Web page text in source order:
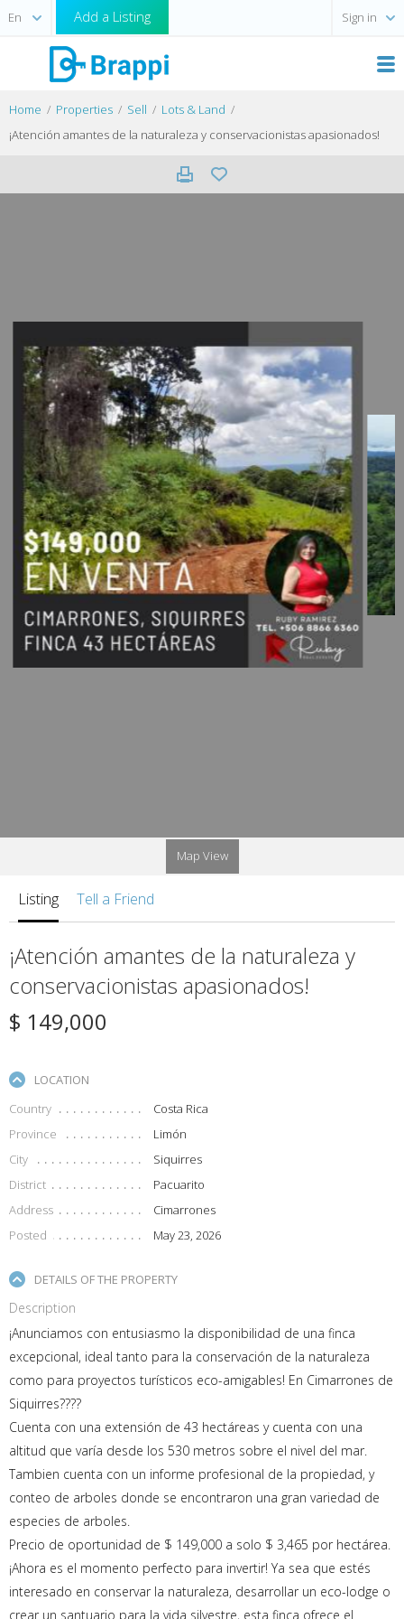
Add a Listing Sign in
Home Properties Sell
Lots & Land
¡Atención amantes de la naturaleza y conservacionistas apasionados!
Map View
Listing Tell a Friend
¡Atención amantes de la naturaleza y
conservacionistas apasionados!
$ 149,000
LOCATION
Country
Costa Rica
Province
Limón
City
Siquirres
District
Pacuarito
Address
Cimarrones
Posted
May 23, 2026
DETAILS OF THE PROPERTY
Description
¡Anunciamos con entusiasmo la disponibilidad de una finca
excepcional, ideal tanto para la conservación de la naturaleza
como para proyectos turísticos eco-amigables! En Cimarrones de
Siquirres????
Cuenta con una extensión de 43 hectáreas y cuenta con una
altitud que varía desde los 530 metros sobre el nivel del mar.
Tambien cuenta con un informe profesional de la propiedad, y
conteo de arboles donde se encontraron una gran variedad de
especies de arboles.
Precio de oportunidad de $ 149,000 a solo $ 3,465 por hectárea.
¡Ahora es el momento perfecto para invertir! Ya sea que estés
interesado en conservar la naturaleza, desarrollar un eco-lodge o
crear un santuario para la vida silvestre, esta finca ofrece el